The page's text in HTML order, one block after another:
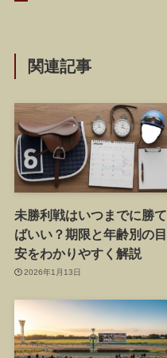
関連記事
未勝利戦はいつまでに勝て
ばいい？期限と年齢別の目
安をわかりやすく解説
2026年1月13日